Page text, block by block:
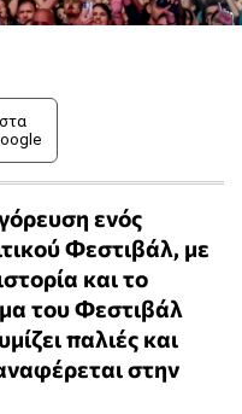
στα
ενός
Φεστιβάλ, με
και το
του Φεστιβάλ
παλιές και
στην